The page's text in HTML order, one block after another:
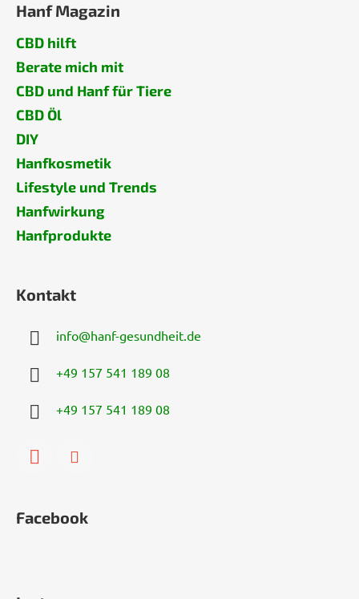
Hanf Magazin
CBD hilft
Berate mich mit
CBD und Hanf für Tiere
CBD Öl
DIY
Hanfkosmetik
Lifestyle und Trends
Hanfwirkung
Hanfprodukte
Kontakt
info@hanf-gesundheit.de
+49 157 541 189 08
+49 157 541 189 08
Facebook